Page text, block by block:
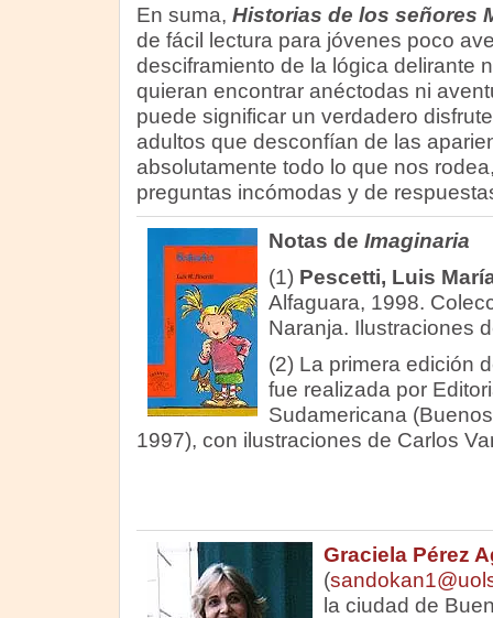
En suma, Historias de los señores
de fácil lectura para jóvenes poco
desciframiento de la lógica delirante
quieran encontrar anéctodas ni
puede significar un verdadero
adultos que desconfían de las
absolutamente todo lo que nos
preguntas incómodas y de
Notas de Imaginaria
(1) Pescetti, Luis
Alfaguara, 1998.
Naranja. Ilustraciones
(2) La primera edición
fue realizada por
Sudamericana
1997), con ilustraciones de Carlos
Graciela Pérez
(
la ciudad de